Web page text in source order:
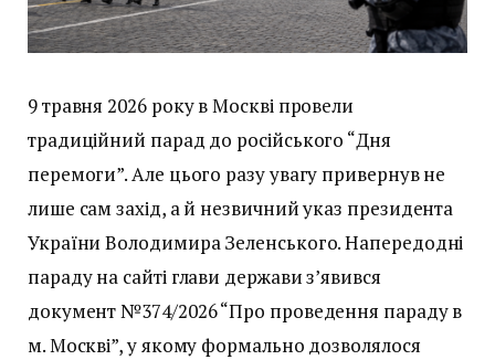
9 травня 2026 року в Москві провели
традиційний парад до російського “Дня
перемоги”. Але цього разу увагу привернув не
лише сам захід, а й незвичний указ президента
України Володимира Зеленського. Напередодні
параду на сайті глави держави з’явився
документ №374/2026 “Про проведення параду в
м. Москві”, у якому формально дозволялося